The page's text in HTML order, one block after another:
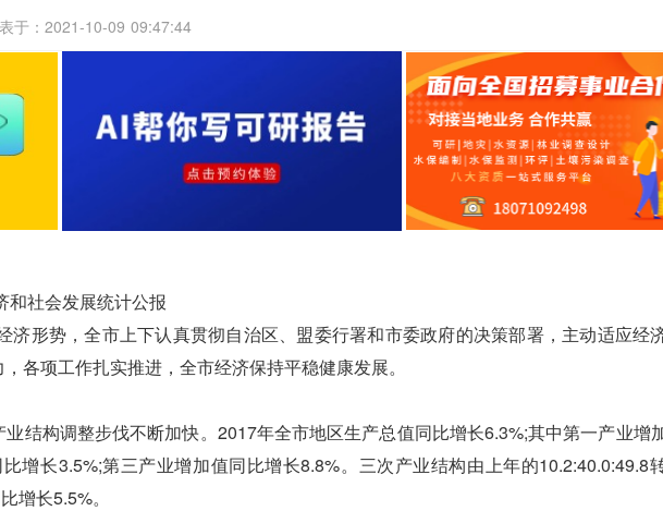
于：2021-10-09 09:47:44
社会发展统计公报
形势，全市上下认真贯彻自治区、盟委行署和市委政府的决策部署，主动适应经
各项工作扎实推进，全市经济保持平稳健康发展。
构调整步伐不断加快。2017年全市地区生产总值同比增长6.3%;其中第一产业增
增长3.5%;第三产业增加值同比增长8.8%。三次产业结构由上年的10.2:40.0:49.8
增长5.5%。